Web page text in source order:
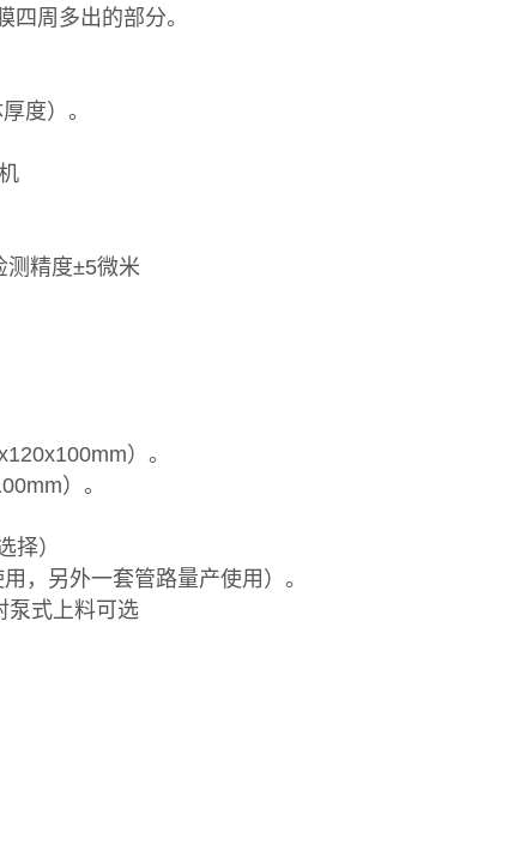
周多出的部分。
度）。
测精度±5微米
）。
）。
择）
，另外一套管路量产使用）。
泵式上料可选